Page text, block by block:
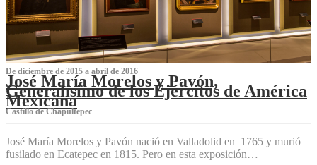
De diciembre de 2015 a abril de 2016
José María Morelos y Pavón,
Generalísimo de los Ejércitos de América
Mexicana
C‌astillo de Chapultepec
José María Morelos y Pavón nació en Valladolid en 1765 y murió
fusilado en Ecatepec en 1815. Pero en esta exposición…